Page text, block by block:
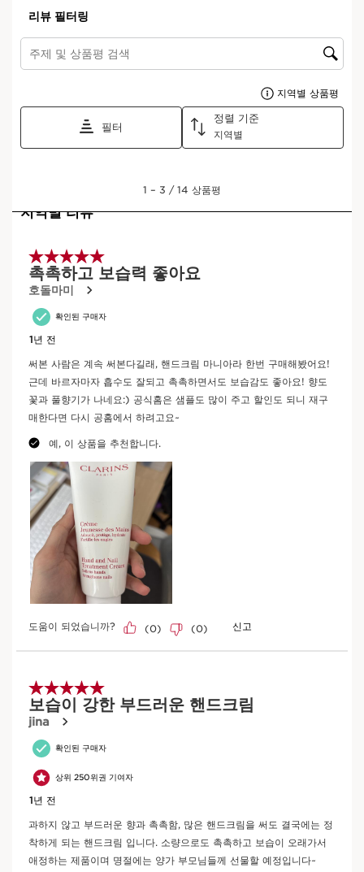
자세히 보기
손톱 텍스처 강화
더 알아보기
피부를 진정시키는 세사미 오일과 피부를 강화하는 멀버리 성분이
풍부하게 함유된 핸드 앤 네일 트리트먼트 크림입니다.
손에 보이지 않는 '장갑'처럼 손 전체를 부드럽게 감싸 주어, 건조해
서 갈라진 피부를 매끄럽고 편안하게 관리해주고, 촉촉한 수분감을
유지해 줍니다.
끈적임 없이 실키한 텍스처가 부드러움과 편안함을 제공하며, 손톱
벨벳같은 장갑 느낌 선사
아름다운 피부, 더 아름다운 지구
비콥 인증 획득 기업
내가 구매한 제품은 어디에서 왔나요?
제품 배치 코드를 입력하세요
제출